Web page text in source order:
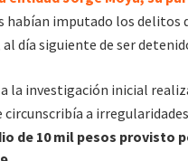
habían imputado los delitos
día siguiente de ser
la investigación inicial
circunscribía a
de 10 mil pesos provisto